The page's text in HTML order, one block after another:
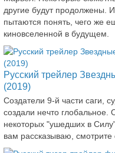
другие будут продолжены.
пытаются понять, чего же
киновселенной в будущем.
Русский трейлер
(2019)
Создатели 9-й части саги,
создали нечто глобальное.
некоторых "ушедших в
вам рассказываю, смотрите